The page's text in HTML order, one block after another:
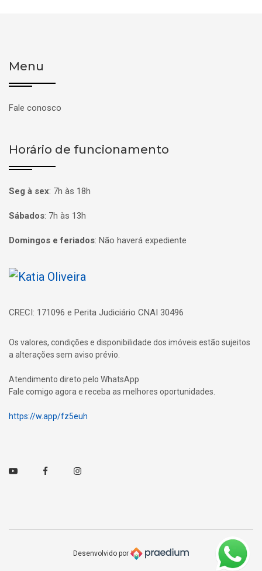
Menu
Fale conosco
Horário de funcionamento
Seg à sex: 7h às 18h
Sábados: 7h às 13h
Domingos e feriados: Não haverá expediente
Página inicial
CRECI: 171096 e Perita Judiciário CNAI 30496
Os valores, condições e disponibilidade dos imóveis estão sujeitos
a alterações sem aviso prévio.
Atendimento direto pelo WhatsApp
Fale comigo agora e receba as melhores oportunidades.
https://w.app/fz5euh
Youtube FacebookInstagram
Desenvolvido por